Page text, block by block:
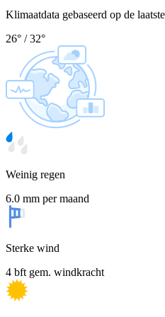
Klimaatdata gebaseerd op de
26° /32°
Weinig regen
6.0 mm per maand
Sterke wind
4 bft gem. windkracht